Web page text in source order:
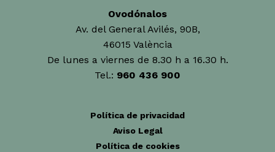
Ovodónalos
Av. del General Avilés, 90B,
46015 València
De lunes a viernes de 8.30 h a 16.30 h.
Tel.: 960 436 900
Política de privacidad
Aviso Legal
Política de cookies